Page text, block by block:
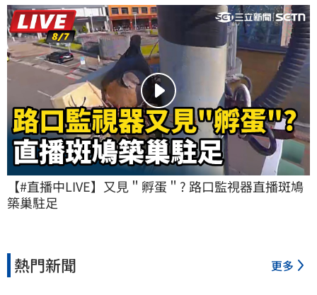
【#直播中LIVE】又見＂孵蛋＂? 路口監視器直播斑鳩
築巢駐足
熱門新聞 更多